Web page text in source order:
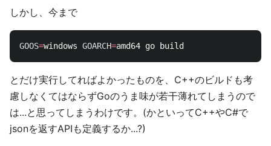
しかし、今まで
GOOS=windows GOARCH=
とだけ実行してればよかったものを、C++のビルドも考
慮しなくてはならずGoのうま味が若干薄れてしまうので
は...と思ってしまうわけです。(かといってC++やC#で
jsonを返すAPIも定義するか...?)